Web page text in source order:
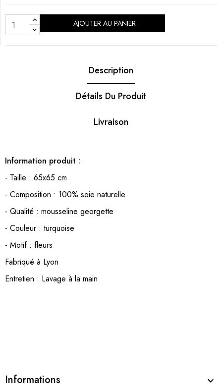
AJOUTER AU PANIER
Description
Détails Du Produit
Livraison
Information produit :
- Taille : 65x65 cm
- Composition : 100% soie naturelle
- Qualité : mousseline georgette
- Couleur : turquoise
- Motif : fleurs
Fabriqué à Lyon
Entretien : Lavage à la main
Informations 